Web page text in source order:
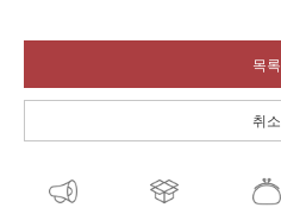
목록
취소